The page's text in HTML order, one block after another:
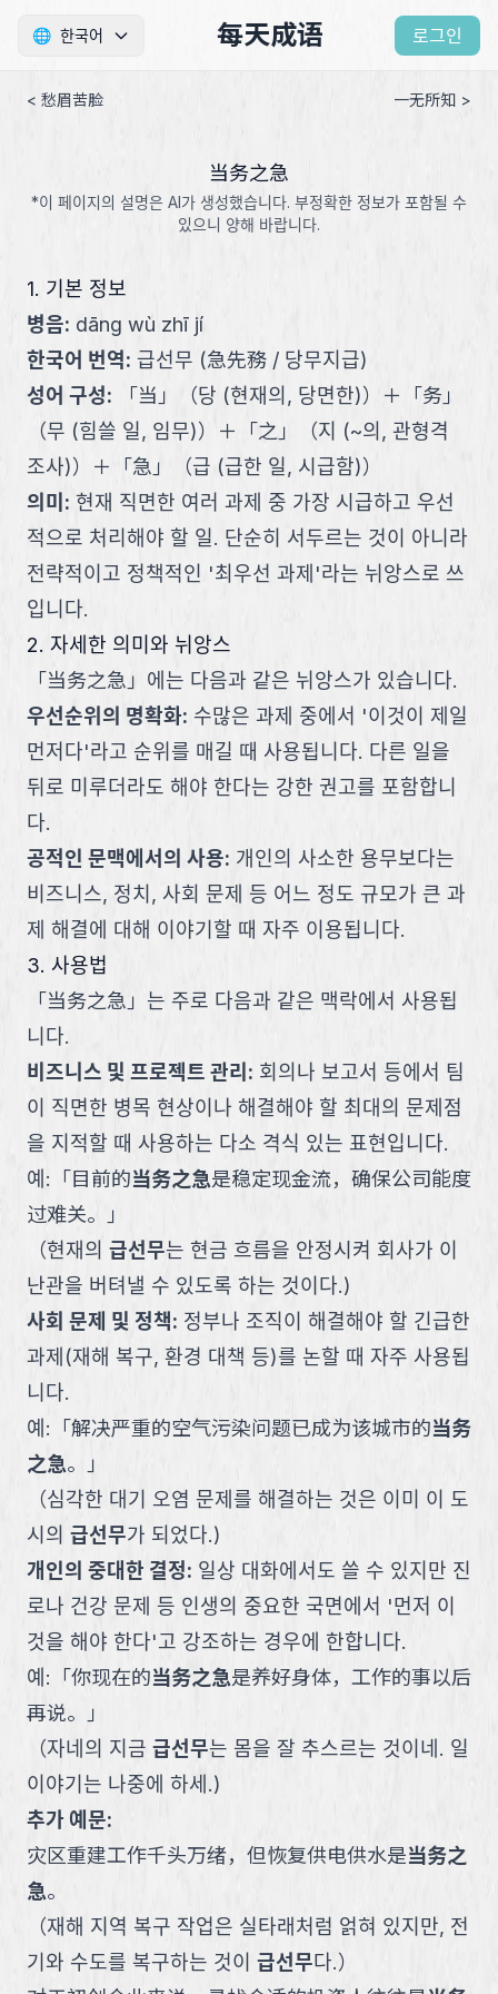
🌐 한국어 每天成语 로그인
< 愁眉苦脸 一无所知 >
当务之急
*이 페이지의 설명은 AI가 생성했습니다. 부정확한 정보가 포함될 수
있으니 양해 바랍니다.
1. 기본 정보
병음: dāng wù zhī jí
한국어 번역: 급선무 (急先務 / 당무지급)
성어 구성: 「当 」 （당 (현재의, 당면한)） ＋ 「务 」
（무 (힘쓸 일, 임무)） ＋ 「之 」 （지 (~의, 관형격
조사)） ＋ 「急 」 （급 (급한 일, 시급함)）
의미 : 현재 직면한 여러 과제 중 가장 시급하고 우선
적으로 처리해야 할 일. 단순히 서두르는 것이 아니라
전략적이고 정책적인 '최우선 과제'라는 뉘앙스로 쓰
입니다.
2. 자세한 의미와 뉘앙스
「当务之急 」 에는 다음과 같은 뉘앙스가 있습니다.
우선순위의 명확화: 수많은 과제 중에서 '이것이 제일
먼저다'라고 순위를 매길 때 사용됩니다. 다른 일을
뒤로 미루더라도 해야 한다는 강한 권고를 포함합니
다.
공적인 문맥에서의 사용: 개인의 사소한 용무보다는
비즈니스, 정치, 사회 문제 등 어느 정도 규모가 큰 과
제 해결에 대해 이야기할 때 자주 이용됩니다.
3. 사용법
「当务之急 」 는 주로 다음과 같은 맥락에서 사용됩
니다.
비즈니스 및 프로젝트 관리 : 회의나 보고서 등에서 팀
이 직면한 병목 현상이나 해결해야 할 최대의 문제점
을 지적할 때 사용하는 다소 격식 있는 표현입니다.
예: 「 目前的当务之急是稳定现金流，确保公司能度
过难关。
」
（현재의 급선무는 현금 흐름을 안정시켜 회사가 이
난관을 버텨낼 수 있도록 하는 것이다.)
사회 문제 및 정책: 정부나 조직이 해결해야 할 긴급한
과제(재해 복구, 환경 대책 등)를 논할 때 자주 사용됩
니다.
예: 「解决严重的空气污染问题已成为该城市的当务
之急。
」
（심각한 대기 오염 문제를 해결하는 것은 이미 이 도
시의 급선무가 되었다.)
개인의 중대한 결정: 일상 대화에서도 쓸 수 있지만 진
로나 건강 문제 등 인생의 중요한 국면에서 '먼저 이
것을 해야 한다'고 강조하는 경우에 한합니다.
예: 「你现在的当务之急是养好身体，工作的事以后
再说。
」
（자네의 지금 급선무는 몸을 잘 추스르는 것이네. 일
이야기는 나중에 하세.)
추가 예문:
灾区重建工作千头万绪，但恢复供电供水是当务之
急。
（재해 지역 복구 작업은 실타래처럼 얽혀 있지만, 전
기와 수도를 복구하는 것이 급선무다.）